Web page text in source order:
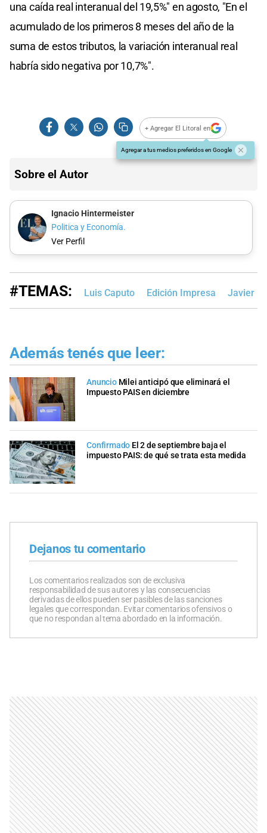
una caída real interanual del 19,5%" en agosto, "En el
acumulado de los primeros 8 meses del año de la
suma de estos tributos, la variación interanual real
habría sido negativa por 10,7%".
+ Agregar El Litoral en
Agregar a tus medios preferidos en Google
Sobre el Autor
Ignacio Hintermeister
Politica y Economía.
Ver Perfil
#TEMAS: Luis Caputo Edición Impresa Javier
Además tenés que leer:
Anuncio Milei anticipó que eliminará el
Impuesto PAIS en diciembre
Confirmado El 2 de septiembre baja el
impuesto PAIS: de qué se trata esta medida
Dejanos tu comentario
Los comentarios realizados son de exclusiva
responsabilidad de sus autores y las consecuencias
derivadas de ellos pueden ser pasibles de las sanciones
legales que correspondan. Evitar comentarios ofensivos o
que no respondan al tema abordado en la información.